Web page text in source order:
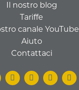
Il nostro blog
Tariffe
canale YouTube
Aiuto
Contattaci